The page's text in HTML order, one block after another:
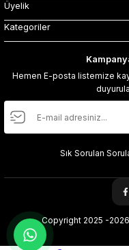
Üyelik
Kategoriler
Hemen E-posta listemize
Sık Sorulan
Copyright 2025 -2026